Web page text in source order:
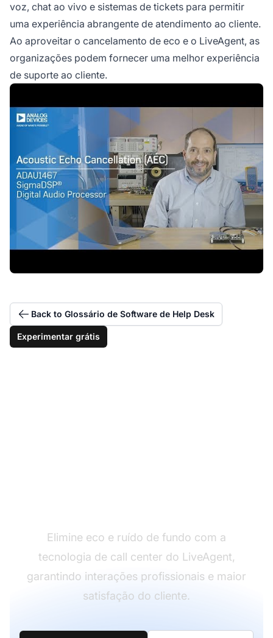
voz, chat ao vivo e sistemas de tickets para permitir
uma experiência abrangente de atendimento ao cliente.
Ao aproveitar o cancelamento de eco e o LiveAgent, as
organizações podem fornecer uma melhor experiência
de suporte ao cliente.
Back to Glossário de Software de Help Desk
Experimentar grátis
Elimine eco e ruído de fundo com a
tecnologia de call center do LiveAgent,
garantindo interações profissionais e maior
satisfação do cliente.